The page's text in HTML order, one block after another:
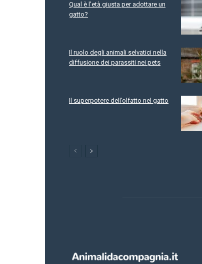
Qual è l’età giusta per adottare un
gatto?
Il ruolo degli animali selvatici nella
diffusione dei parassiti nei pets
Il superpotere dell’olfatto nel gatto